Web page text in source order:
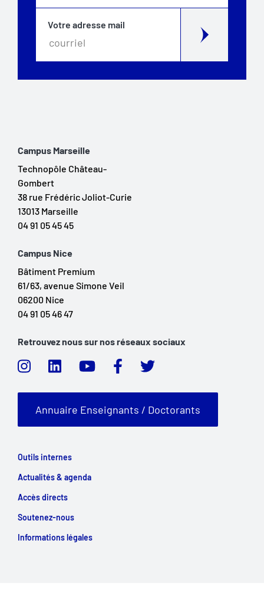
Votre adresse mail
Campus Marseille
Technopôle Château-
Gombert
38 rue Frédéric Joliot-Curie
13013 Marseille
04 91 05 45 45
Campus Nice
Bâtiment Premium
61/63, avenue Simone Veil
06200 Nice
04 91 05 46 47
Retrouvez nous sur nos réseaux sociaux
Annuaire Enseignants / Doctorants
Outils internes
Actualités & agenda
Accès directs
Soutenez-nous
Informations légales